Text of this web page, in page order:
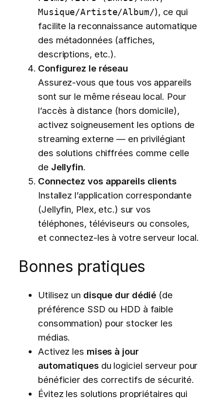
Musique/Artiste/Album/), ce qui
facilite la reconnaissance automatique
des métadonnées (affiches,
descriptions, etc.).
Configurez le réseau
Assurez-vous que tous vos appareils
sont sur le même réseau local. Pour
l’accès à distance (hors domicile),
activez soigneusement les options de
streaming externe — en privilégiant
des solutions chiffrées comme celle
de Jellyfin.
Connectez vos appareils clients
Installez l’application correspondante
(Jellyfin, Plex, etc.) sur vos
téléphones, téléviseurs ou consoles,
et connectez-les à votre serveur local.
Bonnes pratiques
Utilisez un disque dur dédié (de
préférence SSD ou HDD à faible
consommation) pour stocker les
médias.
Activez les mises à jour
automatiquesdu logiciel serveur pour
bénéficier des correctifs de sécurité.
Évitez les solutions propriétaires qui